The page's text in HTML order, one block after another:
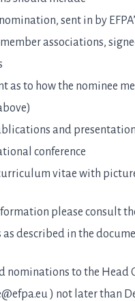
sent in by
associations,
as to how the nominee
and
conference
vitae with
please consult
as described in the
nominations to the Head
) not later than